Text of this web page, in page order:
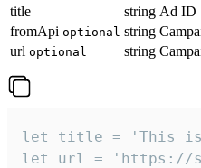
title
string Ad ID
fromApi optional string
url optional string
let title = 'This is
let url = 'https://